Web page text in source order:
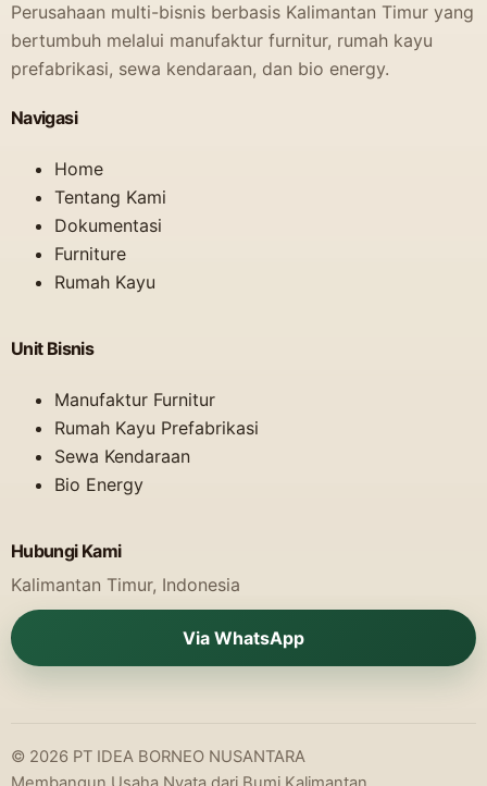
Perusahaan multi-bisnis berbasis Kalimantan Timur yang
bertumbuh melalui manufaktur furnitur, rumah kayu
prefabrikasi, sewa kendaraan, dan bio energy.
Navigasi
Home
Tentang Kami
Dokumentasi
Furniture
Rumah Kayu
Unit Bisnis
Manufaktur Furnitur
Rumah Kayu Prefabrikasi
Sewa Kendaraan
Bio Energy
Hubungi Kami
Kalimantan Timur, Indonesia
Via WhatsApp
© 2026 PT IDEA BORNEO NUSANTARA